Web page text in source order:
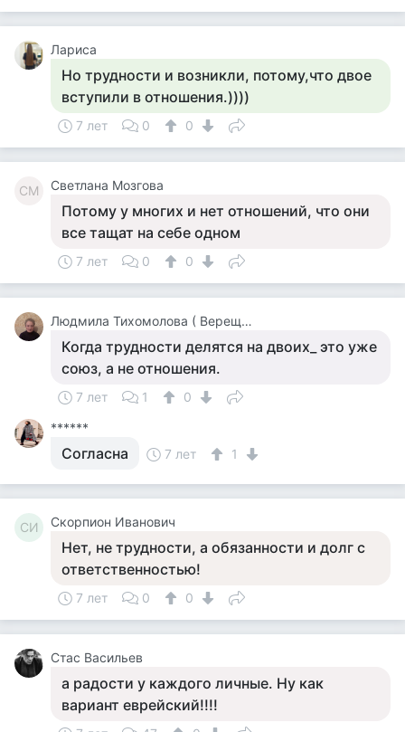
Лариса
Но трудности и возникли, потому,что двое
вступили в отношения.))))
7 лет 0 0
СМ Светлана Мозгова
Потому у многих и нет отношений, что они
все тащат на себе одном
7 лет 0 0
Людмила Тихомолова ( Верещагина )
Когда трудности делятся на двоих_ это уже
союз, а не отношения.
7 лет 1
0
******
Согласна 7 лет 1
СИ Скорпион Иванович
Нет, не трудности, а обязанности и долг с
ответственностью!
7 лет 0 0
Стас Васильев
а радости у каждого личные. Ну как
вариант еврейский!!!!